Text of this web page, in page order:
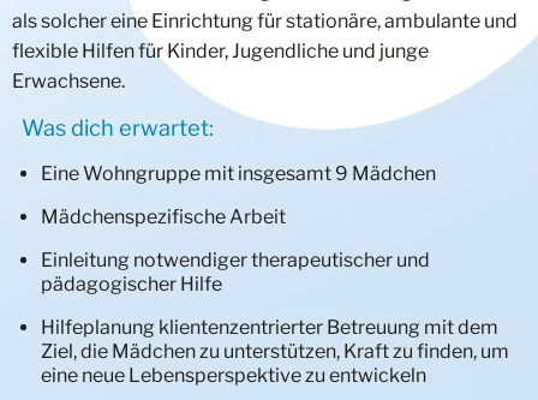
als solcher eine Einrichtung für stationäre, ambulante und
flexible Hilfen für Kinder, Jugendliche und junge
Erwachsene.
Was dich erwartet:
Eine Wohngruppe mit insgesamt 9 Mädchen
Mädchenspezifische Arbeit
Einleitung notwendiger therapeutischer und
pädagogischer Hilfe
Hilfeplanung klientenzentrierter Betreuung mit dem
Ziel, die Mädchen zu unterstützen, Kraft zu finden, um
eine neue Lebensperspektive zu entwickeln
Wohngruppe Heisterkamp
Kinderwohngruppe Overwegstraße
Jugendwohngruppe Kurhausstraße
Mädchenwohngruppe Strünkede
Mädchenwohnprojekt DAKATA
Regelwohngruppe (JWG) Emscherbruch
Geschwisterwohngruppen
Kinder- und Geschwisterwohngruppe Wolkenvilla
Geschwisterwohngruppe Herne
Mutter/Kind
Mutter-/Kind-Wohnprojekt
Intensivwohngruppe Deine Chance
Intensivwohngruppe Leben ist Veränderung
Mobile Betreuung Leben ist Veränderung
Traumaorientierte Intensivwohngruppe Villa
Differenzierungsbereich Intensivwohngruppe Villa
Intensivwohngruppe Mädchen
Wohngruppen Jungen
Intensivwohngruppe Scheidingen
UMA/UMF Trainingswohnung
Wohnprojekt junge Männer
Trainingswohnung
Trainingswohnung aJWG
Heilpädagogische Wohngemeinschaft
Intensivwohngruppe Besondere Bedarfe
Wohngruppe Annie
Via-Annie
FASD Hamminkeln
Individuelle Bedarfe
Sexualisiertes übergriffiges Verhalten
Intensivwohngruppe KommPass‘
Psychische Erkrankungen & seelische
Behinderungen
Intensivwohngruppe CASA
Deviantes (Gruppen-)Verhalten
Intensivwohngruppe 180 Grad
Intensiv-Trainingswohnung
Systemische Familienarbeit (SIT)
U-Haft-Vermeidung (Stop & Go)
Jugend-Delinquenz-Gruppe Stop & Go
Wohngemeinschaft Go WG
Verselbstständigung
Rückführung
Fragen & Antworten
Deine Initiativbewerbung
Ausbildung
Praxisintegriert (PIA)
Duales Studium
Quereinstieg
Bundesfreiwilligendienst (BufDi)
ÜBER UNS